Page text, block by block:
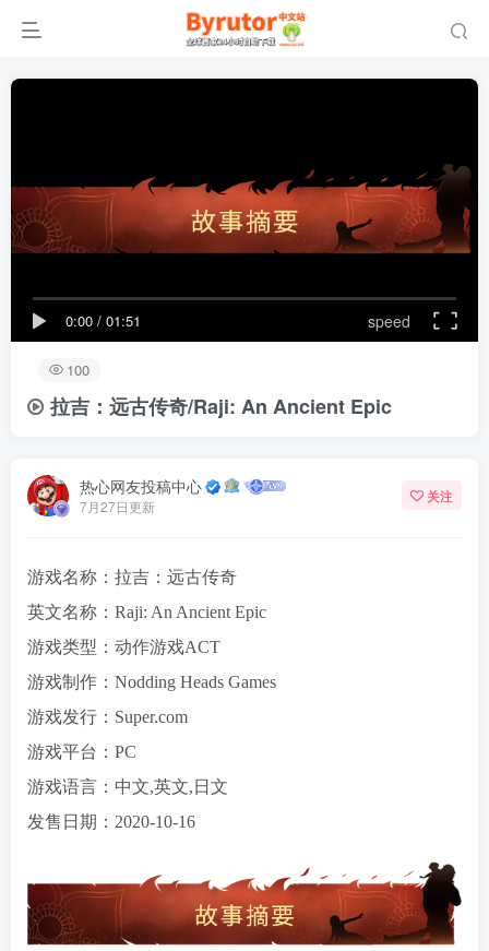
0:00 / 01:51 speed
100
拉吉：远古传奇/Raji: An Ancient Epic
热心网友投稿中心
7月27日更新
关注
游戏名称：拉吉：远古传奇
英文名称：Raji: An Ancient Epic
游戏类型：动作游戏ACT
游戏制作：Nodding Heads Games
游戏发行：Super.com
游戏平台：PC
游戏语言：中文,英文,日文
发售日期：2020-10-16